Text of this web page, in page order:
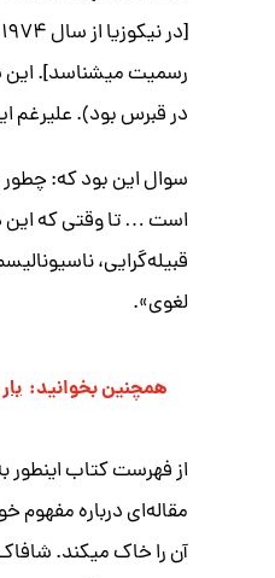
رسمیت میشناسد]. این
در قبرس بود). علیرغم
سوال این بود که:
است … تا وقتی که این
قبیله‌گرایی،
لغوی».
همچنین بخوانید:
از فهرست کتاب اینطور
مقاله‌ای درباره
آن را خاک میکند.